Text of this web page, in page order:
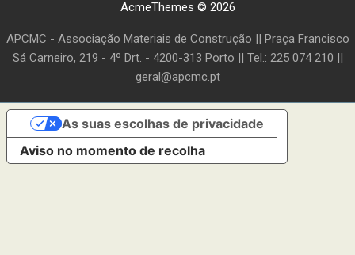
AcmeThemes © 2026
APCMC - Associação Materiais de Construção || Praça Francisco
Sá Carneiro, 219 - 4º Drt. - 4200-313 Porto || Tel.: 225 074 210 ||
geral@apcmc.pt
Aviso no momento de recolha
As suas escolhas de privacidade